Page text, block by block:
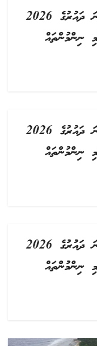
ހައްދުންމަތީ އިސްދޫ ކައުންސިލްގެ 05 ވަނަ ދައުރުގެ 2026
ހައްދުންމަތީ އިސްދޫ ކައުންސިލްގެ 04 ވަނަ ދައުރުގެ 2026
ހައްދުންމަތީ އިސްދޫ ކައުންސިލްގެ 04 ވަނަ ދައުރުގެ 2026